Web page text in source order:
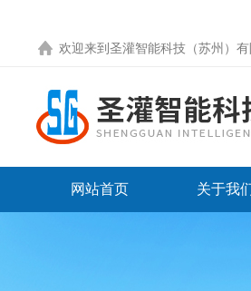
欢迎来到圣灌智能科技（苏州）有
网站首页 关于我